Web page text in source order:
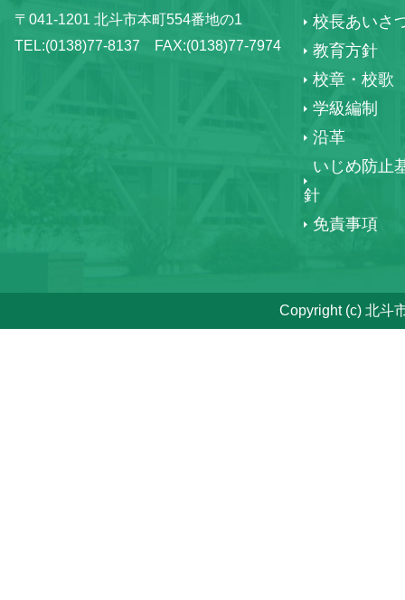
〒041-1201 北斗市本町554番地の1
TEL:(0138)77-8137 FAX:(0138)77-7974
校長あいさ
教育方針
校章・校歌
学級編制
沿革
いじめ防止
針
免責事項
Copyright (c) 北斗